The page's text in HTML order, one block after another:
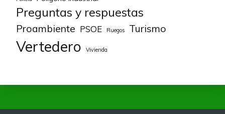
Preguntas y respuestas
Proambiente PSOE Ruegos Turismo
Vertedero Vivienda